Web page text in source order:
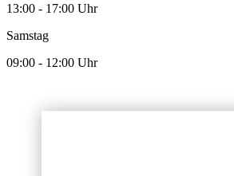
13:00 - 17:00 Uhr
Samstag
09:00 - 12:00 Uhr